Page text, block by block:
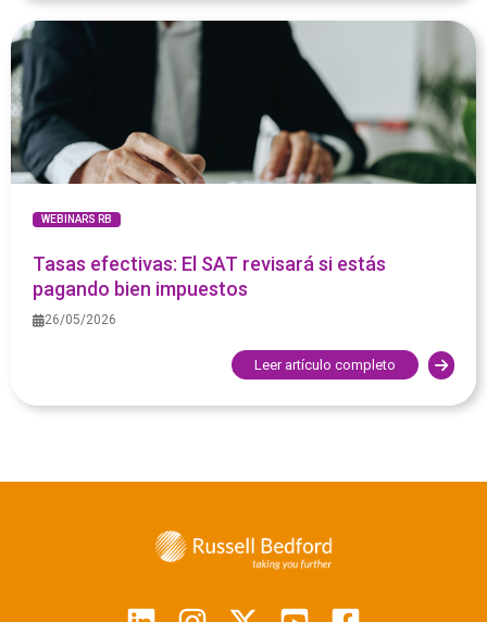
WEBINARS RB
Tasas efectivas: El SAT revisará si estás
pagando bien impuestos
26/05/2026
Leer artículo completo